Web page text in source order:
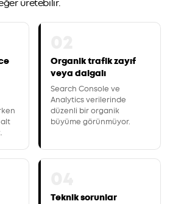
üretebilir.
Organik trafik zayıf
veya dalgalı
Search Console ve
Analytics verilerinde
düzenli bir organik
büyüme görünmüyor.
Teknik sorunlar